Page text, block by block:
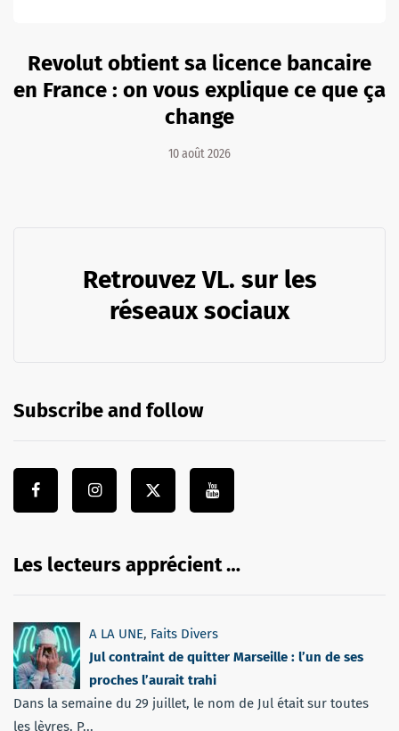
Revolut obtient sa licence bancaire
en France : on vous explique ce que ça
change
10 août 2026
Retrouvez VL. sur les
réseaux sociaux
Subscribe and follow
Les lecteurs apprécient …
A LA UNE, Faits Divers
Jul contraint de quitter Marseille : l’un de ses
proches l’aurait trahi
Dans la semaine du 29 juillet, le nom de Jul était sur toutes
les lèvres. P...